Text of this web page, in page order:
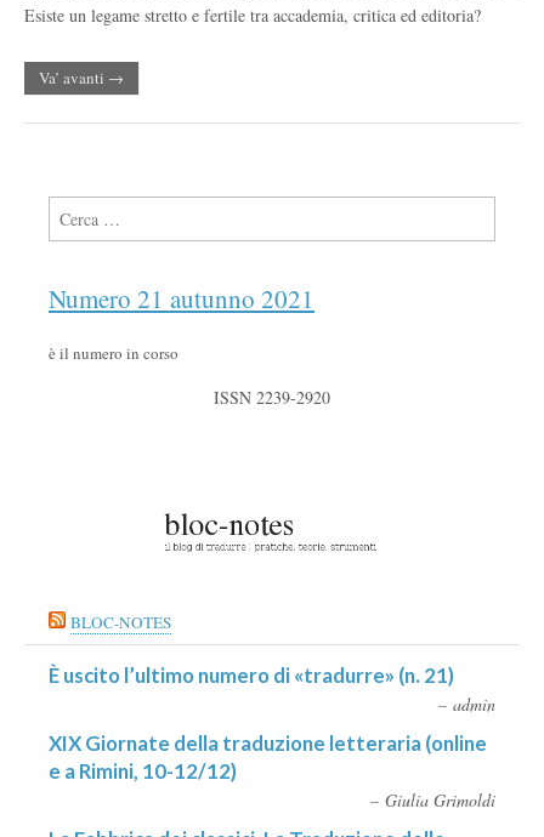
Esiste un legame stretto e fertile tra accademia, critica ed editoria?
Va’ avanti →
Ricerca per:
Numero 21 autunno 2021
è il numero in corso
ISSN 2239-2920
BLOC-NOTES
È uscito l’ultimo numero di «tradurre» (n. 21)
admin
XIX Giornate della traduzione letteraria (online
e a Rimini, 10-12/12)
Giulia Grimoldi